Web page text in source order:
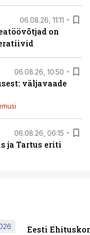
06.08.26, 11:11
on
06.08.26, 10:50
väljavaade
06.08.26, 06:15
ja Tartus eriti
Eesti